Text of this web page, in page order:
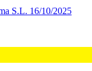
S.L. 16/10/2025